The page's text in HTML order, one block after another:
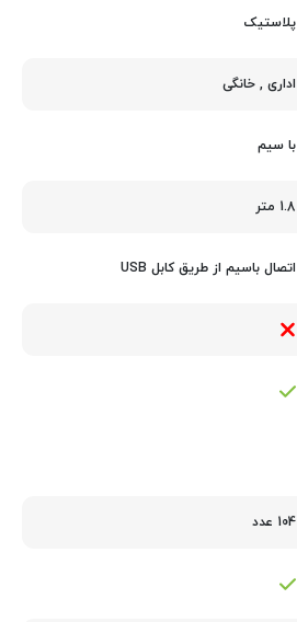
پلاستیک
اداری , خانگی
با سیم
1.8 متر
اتصال باسیم از طریق کابل USB
104 عدد